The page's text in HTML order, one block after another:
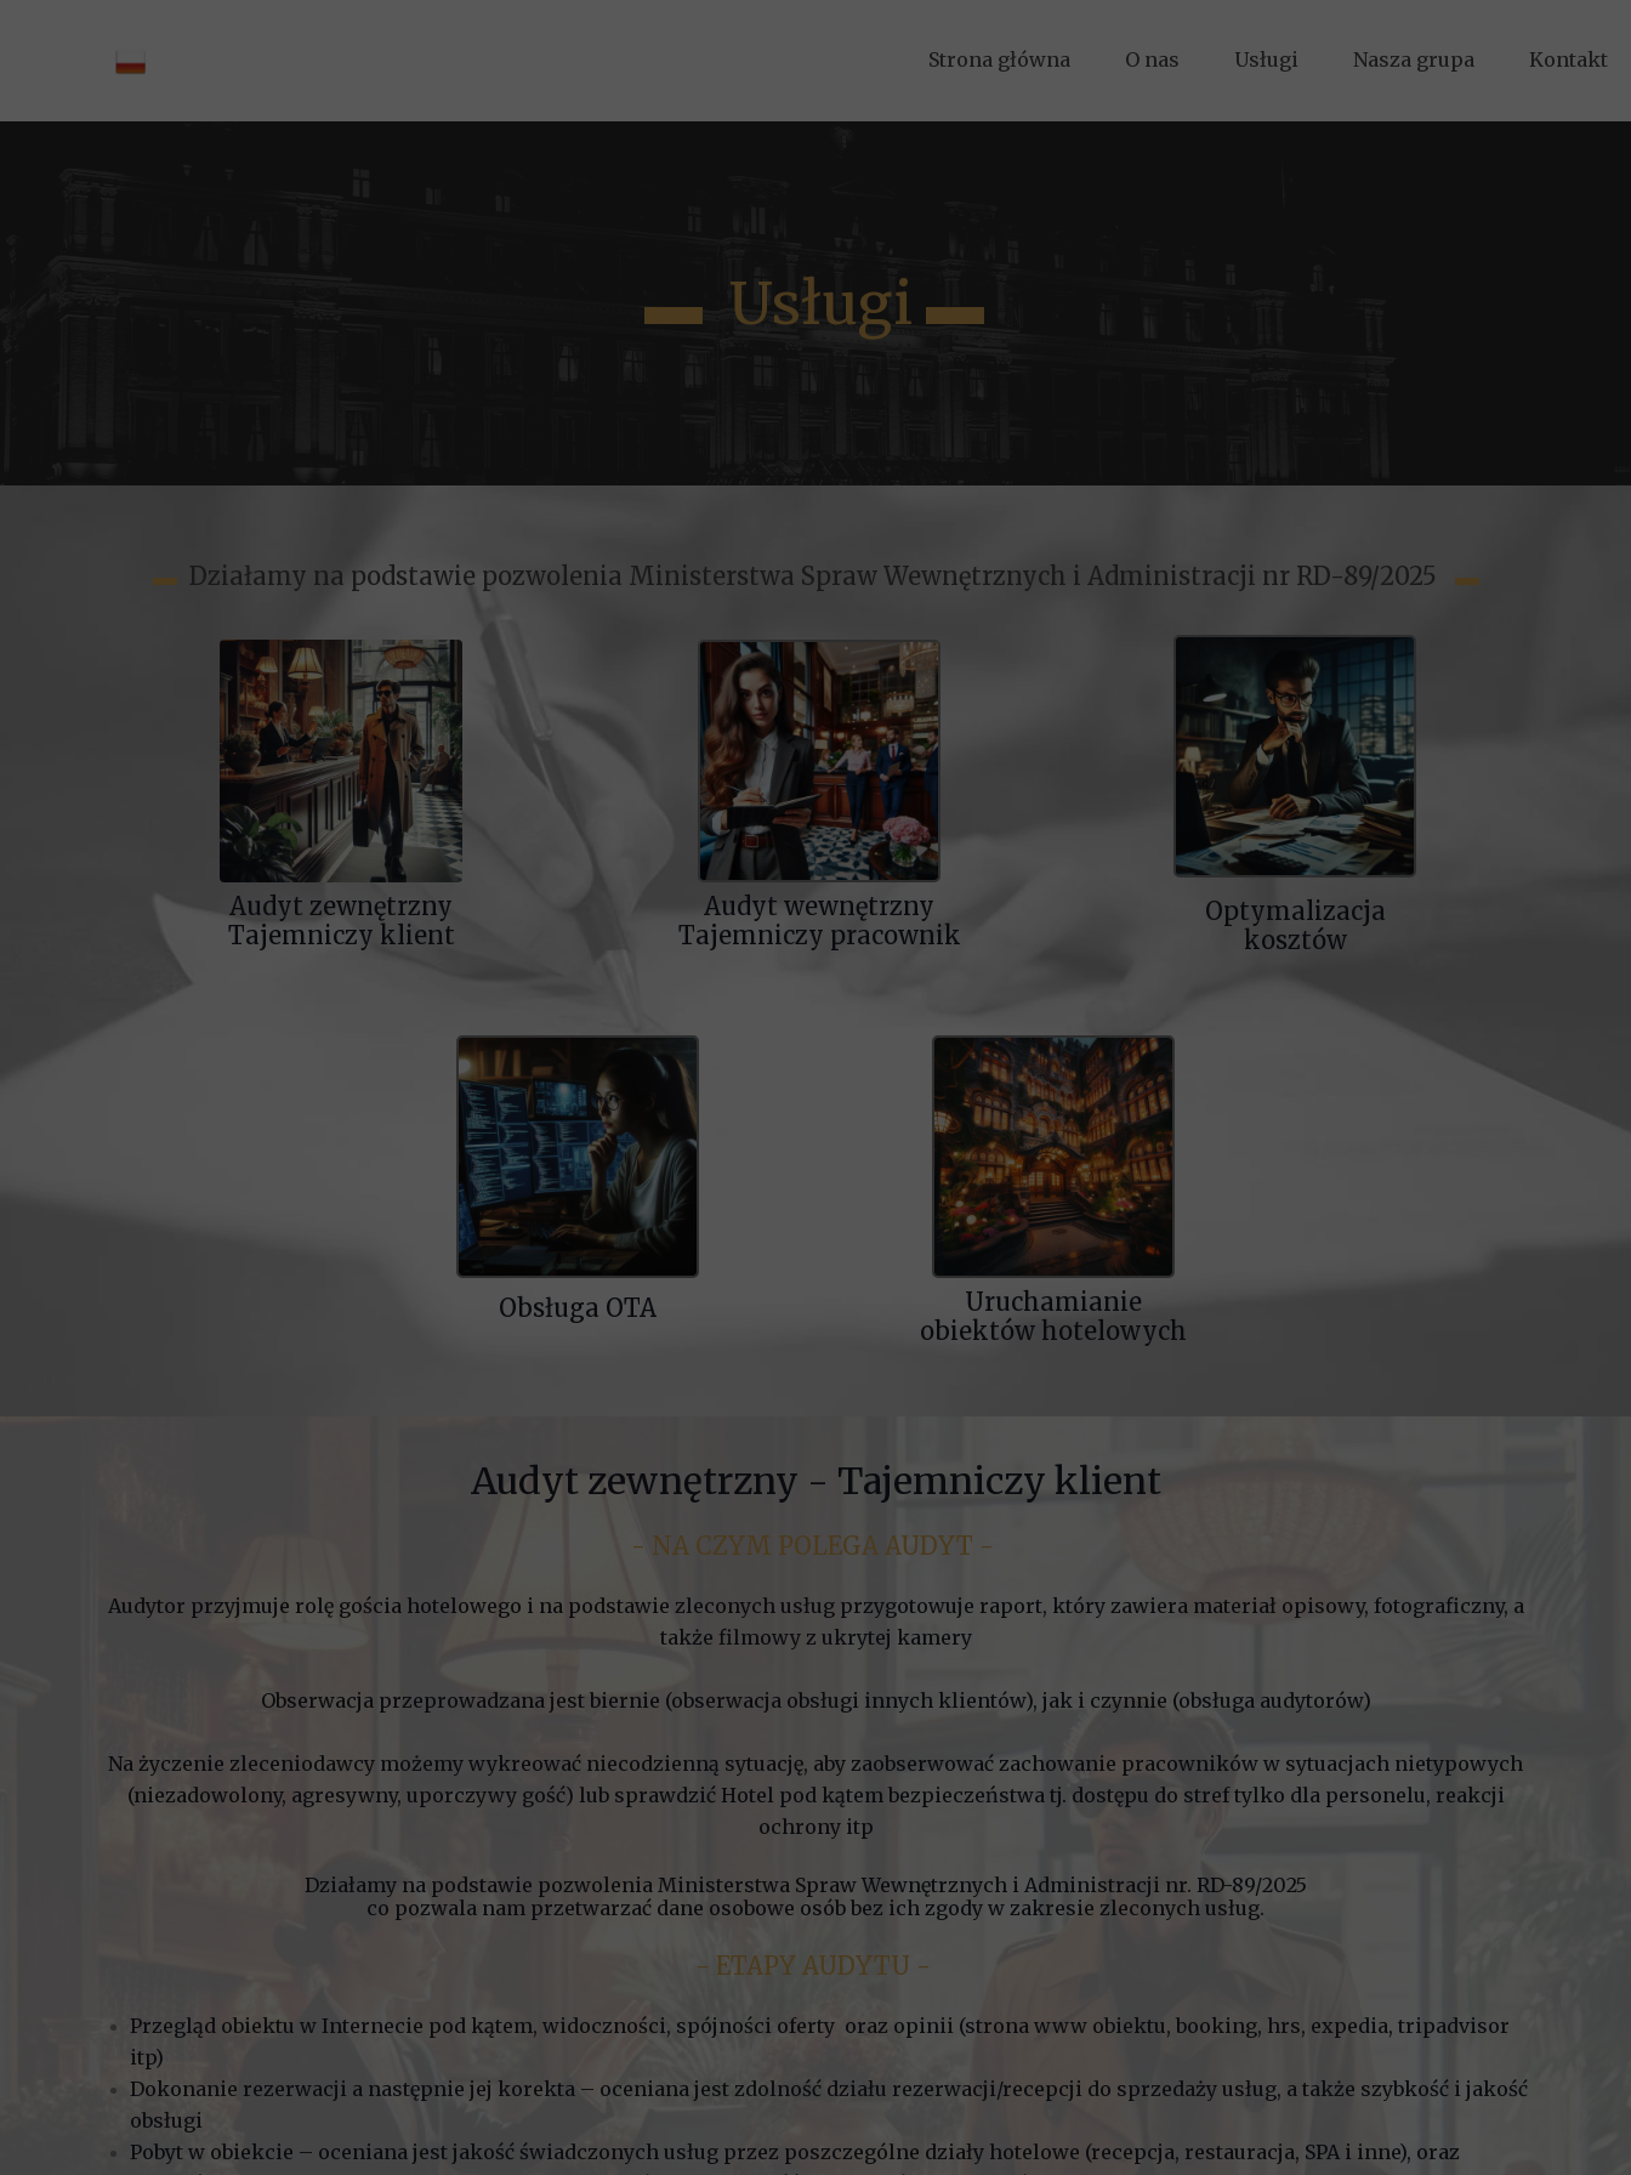
Strona główna O nas Usługi Nasza grupa Kontakt
▬ Usługi ▬
Audyt zewnętrzny
Tajemniczy klient
Uruchamianie
obiektów hotelowych
Obsługa OTA
Optymalizacja
kosztów
Audyt wewnętrzny
Tajemniczy pracownik
▬Działamy na podstawie pozwolenia Ministerstwa Spraw Wewnętrznych i Administracji nr RD-89/2025 ▬
Audyt zewnętrzny - Tajemniczy klient
- NA CZYM POLEGA AUDYT -
Audytor przyjmuje rolę gościa hotelowego i na podstawie zleconych usług przygotowuje raport, który zawiera materiał opisowy, fotograficzny, a
także filmowy z ukrytej kamery
Obserwacja przeprowadzana jest biernie (obserwacja obsługi innych klientów), jak i czynnie (obsługa audytorów)
Na życzenie zleceniodawcy możemy wykreować niecodzienną sytuację, aby zaobserwować zachowanie pracowników w sytuacjach nietypowych
(niezadowolony, agresywny, uporczywy gość) lub sprawdzić Hotel pod kątem bezpieczeństwa tj. dostępu do stref tylko dla personelu, reakcji
ochrony itp
Działamy na podstawie pozwolenia Ministerstwa Spraw Wewnętrznych i Administracji nr. RD-89/2025
co pozwala nam przetwarzać dane osobowe osób bez ich zgody w zakresie zleconych usług.
- ETAPY AUDYTU -
Przegląd obiektu w Internecie pod kątem, widoczności, spójności oferty oraz opinii (strona www obiektu, booking, hrs, expedia, tripadvisor
itp)
Dokonanie rezerwacji a następnie jej korekta – oceniana jest zdolność działu rezerwacji/recepcji do sprzedaży usług, a także szybkość i jakość
obsługi
Pobyt w obiekcie – oceniana jest jakość świadczonych usług przez poszczególne działy hotelowe (recepcja, restauracja, SPA i inne), oraz